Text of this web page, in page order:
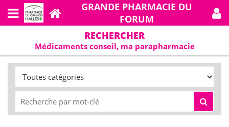
GRANDE PHARMACIE DU
FORUM
RECHERCHER
Médicaments conseil, ma parapharmacie